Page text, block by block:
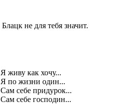
Блацк не для тебя значит.
Я живу как хочу...
Я по жизни один...
Сам себе придурок...
Сам себе господин...